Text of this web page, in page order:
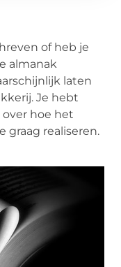
of heb je
almanak
laten
Je hebt
hoe het
graag realiseren.